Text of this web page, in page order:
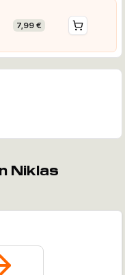
7,99 €
Niklas